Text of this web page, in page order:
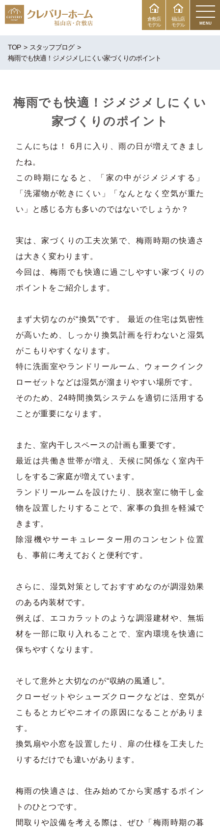
福山店
モデル
倉敷店
モデル
MENU
TOP
スタッフブログ
梅雨でも快適！ジメジメしにくい家づくりのポイント
梅雨でも快適！ジメジメしにくい
家づくりのポイント
こんにちは！ 6月に入り、雨の日が増えてきまし
たね。
この時期になると、「家の中がジメジメする」
「洗濯物が乾きにくい」「なんとなく空気が重た
い」と感じる方も多いのではないでしょうか？
実は、家づくりの工夫次第で、梅雨時期の快適さ
は大きく変わります。
今回は、梅雨でも快適に過ごしやすい家づくりの
ポイントをご紹介します。
まず大切なのが“換気”です。 最近の住宅は気密性
が高いため、しっかり換気計画を行わないと湿気
がこもりやすくなります。
特に洗面室やランドリールーム、ウォークインク
ローゼットなどは湿気が溜まりやすい場所です。
そのため、24時間換気システムを適切に活用する
ことが重要になります。
また、室内干しスペースの計画も重要です。
最近は共働き世帯が増え、天候に関係なく室内干
しをするご家庭が増えています。
ランドリールームを設けたり、脱衣室に物干し金
物を設置したりすることで、家事の負担を軽減で
きます。
除湿機やサーキュレーター用のコンセント位置
も、事前に考えておくと便利です。
さらに、湿気対策としておすすめなのが調湿効果
のある内装材です。
例えば、エコカラットのような調湿建材や、無垢
材を一部に取り入れることで、室内環境を快適に
保ちやすくなります。
そして意外と大切なのが“収納の風通し”。
クローゼットやシューズクロークなどは、空気が
こもるとカビやニオイの原因になることがありま
す。
換気扇や小窓を設置したり、扉の仕様を工夫した
りするだけでも違いがあります。
梅雨の快適さは、住み始めてから実感するポイン
トのひとつです。
間取りや設備を考える際は、ぜひ「梅雨時期の暮